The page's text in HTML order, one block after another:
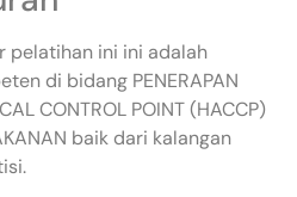
pelatihan ini ini adalah
di bidang PENERAPAN
CONTROL POINT (HACCP)
baik dari kalangan